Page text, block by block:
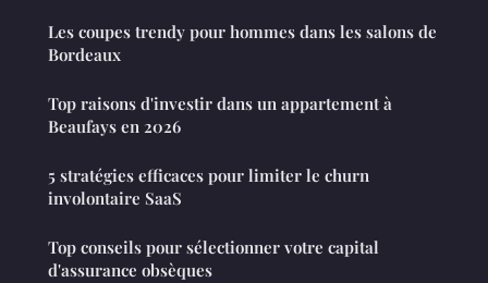
Les coupes trendy pour hommes dans les salons de
Bordeaux
Top raisons d'investir dans un appartement à
Beaufays en 2026
5 stratégies efficaces pour limiter le churn
involontaire SaaS
Top conseils pour sélectionner votre capital
d'assurance obsèques